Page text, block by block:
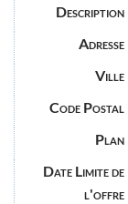
Description
Adresse
Ville
Code Postal
Plan
Date Limite de
l'offre